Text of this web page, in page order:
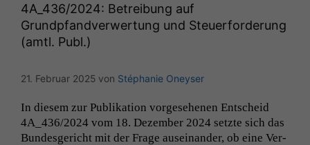
4A_436/2024: Betreibung auf
Grundpfandverwertung und Steuerforderung
(amtl. Publ.)
21. Februar 2025 von Stéphanie Oneyser
In diesem zur Pub­lika­tion vorge­se­henen Entscheid
4A_436/2024 vom 18. Dezem­ber 2024 set­zte sich das
Bun­des­gericht mit der Frage auseinan­der, ob eine Ver­